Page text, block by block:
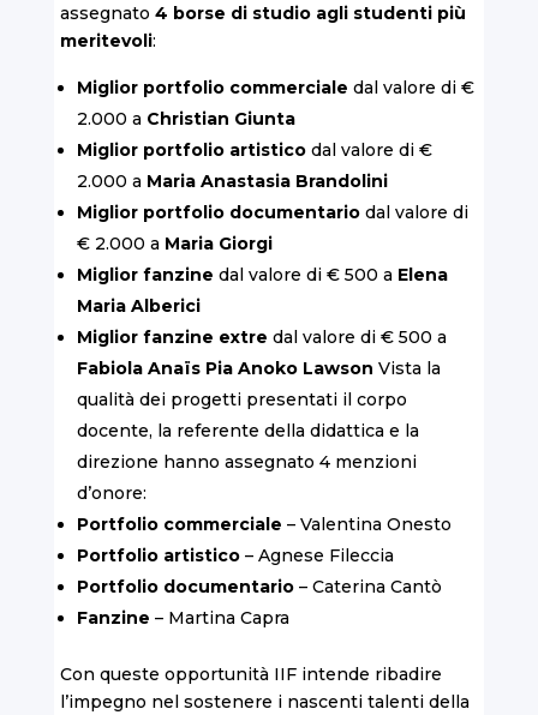
assegnato 4 borse di studio agli studenti più
meritevoli:
Miglior portfolio commerciale dal valore di €
2.000 a Christian Giunta
Miglior portfolio artisticodal valore di €
2.000 a Maria Anastasia Brandolini
Miglior portfolio documentariodal valore di
€ 2.000 a Maria Giorgi
Miglior fanzine dal valore di € 500 a Elena
Maria Alberici
Miglior fanzine extre dal valore di € 500 a
Fabiola Anaïs Pia Anoko Lawson Vista la
qualità dei progetti presentati il corpo
docente, la referente della didattica e la
direzione hanno assegnato 4 menzioni
d’onore:
Portfolio commerciale – Valentina Onesto
Portfolio artistico– Agnese Fileccia
Portfolio documentario– Caterina Cantò
Fanzine – Martina Capra
Con queste opportunità IIF intende ribadire
l’impegno nel sostenere i nascenti talenti della